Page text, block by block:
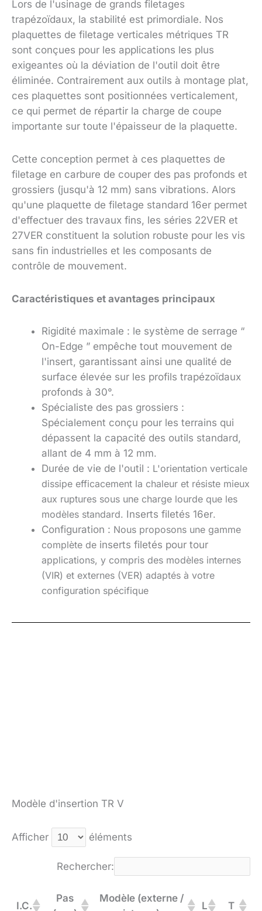
Lors de l'usinage de grands filetages
trapézoïdaux, la stabilité est primordiale. Nos
plaquettes de filetage verticales métriques TR
sont conçues pour les applications les plus
exigeantes où la déviation de l'outil doit être
éliminée. Contrairement aux outils à montage plat,
ces plaquettes sont positionnées verticalement,
ce qui permet de répartir la charge de coupe
importante sur toute l'épaisseur de la plaquette.
Cette conception permet à ces plaquettes de
filetage en carbure de couper des pas profonds et
grossiers (jusqu'à 12 mm) sans vibrations. Alors
qu'une plaquette de filetage standard 16er permet
d'effectuer des travaux fins, les séries 22VER et
27VER constituent la solution robuste pour les vis
sans fin industrielles et les composants de
contrôle de mouvement.
Caractéristiques et avantages principaux
Rigidité maximale : le système de serrage “
On-Edge ” empêche tout mouvement de
l'insert, garantissant ainsi une qualité de
surface élevée sur les profils trapézoïdaux
profonds à 30°.
Spécialiste des pas grossiers :
Spécialement conçu pour les terrains qui
dépassent la capacité des outils standard,
allant de 4 mm à 12 mm.
Durée de vie de l'outil : L'orientation verticale
dissipe efficacement la chaleur et résiste mieux
aux ruptures sous une charge lourde que les
modèles standard. Inserts filetés 16er.
Configuration : Nous proposons une gamme
complète de inserts filetés pour tour
applications, y compris des modèles internes
(VIR) et externes (VER) adaptés à votre
configuration spécifique
Modèle d'insertion TR V
Afficher éléments
Rechercher:
I.C.
Pas
Modèle (externe /
L T